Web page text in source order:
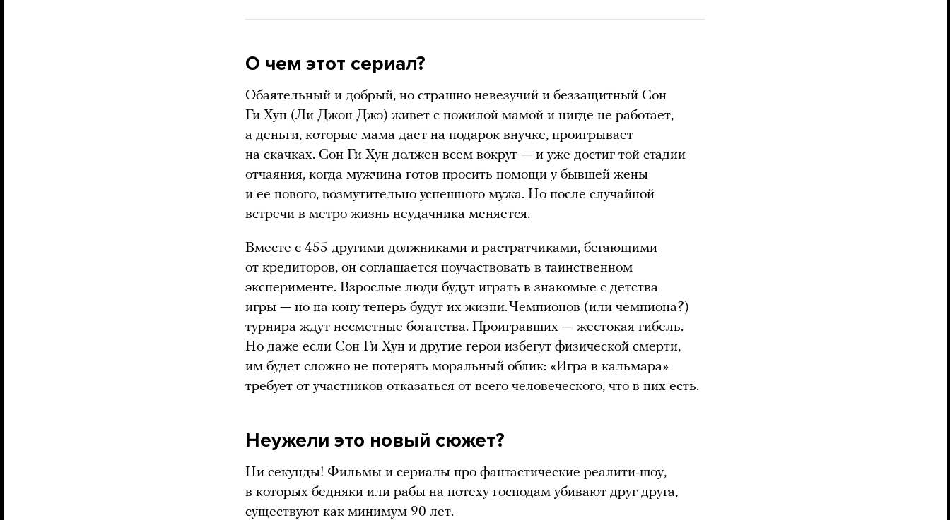
О чем этот сериал?
Обаятельный и добрый, но страшно невезучий и беззащитный Сон
Ги Хун (Ли Джон Джэ) живет с пожилой мамой и нигде не работает,
а деньги, которые мама дает на подарок внучке, проигрывает
на скачках. Сон Ги Хун должен всем вокруг — и уже достиг той стадии
отчаяния, когда мужчина готов просить помощи у бывшей жены
и ее нового, возмутительно успешного мужа. Но после случайной
встречи в метро жизнь неудачника меняется.
Вместе с 455 другими должниками и растратчиками, бегающими
от кредиторов, он соглашается поучаствовать в таинственном
эксперименте. Взрослые люди будут играть в знакомые с детства
игры — но на кону теперь будут их жизни. Чемпионов (или чемпиона?)
турнира ждут несметные богатства. Проигравших — жестокая гибель.
Но даже если Сон Ги Хун и другие герои избегут физической смерти,
им будет сложно не потерять моральный облик: «Игра в кальмара»
требует от участников отказаться от всего человеческого, что в них есть.
Неужели это новый сюжет?
Ни секунды! Фильмы и сериалы про фантастические реалити-шоу,
в которых бедняки или рабы на потеху господам убивают друг друга,
существуют как минимум 90 лет.